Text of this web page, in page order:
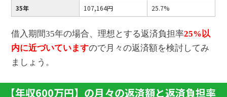
35年
107,164円 25.7%
借入期間35年の場合、理想とする返済負担率25%以
内に近づいていますので月々の返済額を検討してみ
ましょう。
【年収600万円】の月々の返済額と返済負担率